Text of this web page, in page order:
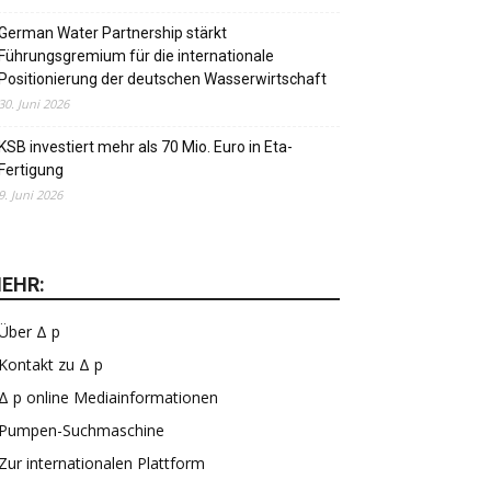
Water Partnership stärkt
für die internationale
der deutschen Wasserwirtschaft
Juni 2026
investiert mehr als 70 Mio. Euro in Eta-
Juni 2026
Δ p
zu Δ p
p online Mediainformationen
Suchmaschine
internationalen Plattform